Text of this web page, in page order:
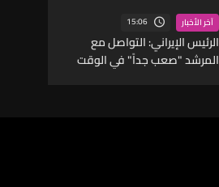
آخر الأخبار 15:06
الرئيس الإيراني: التواصل مع
المرشد "صعب جداً" في الوقت